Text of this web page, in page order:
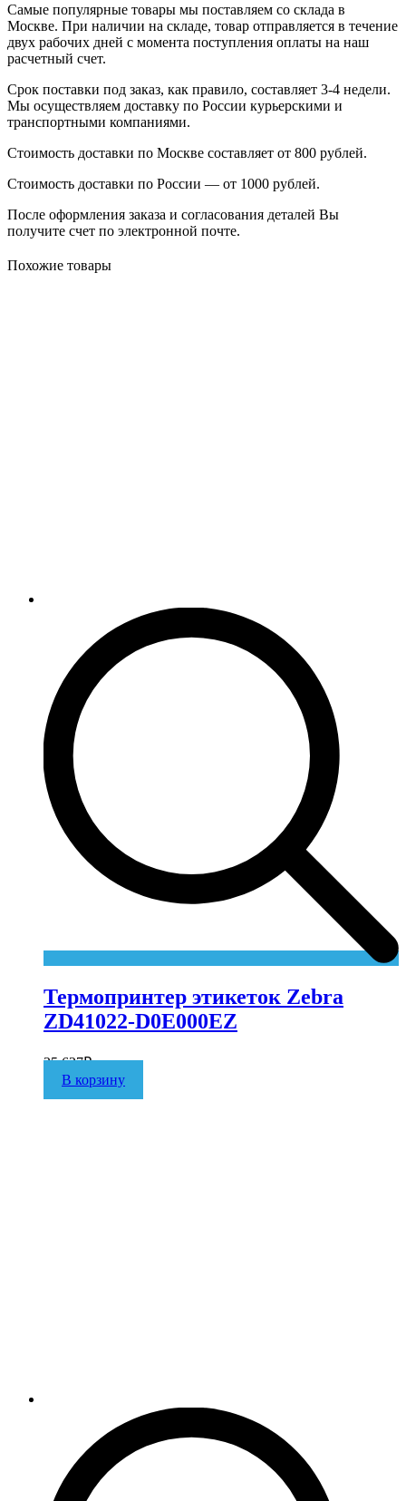
Самые популярные товары мы поставляем со склада в
Москве. При наличии на складе, товар отправляется в течение
двух рабочих дней с момента поступления оплаты на наш
расчетный счет.
Срок поставки под заказ, как правило, составляет 3-4 недели.
Мы осуществляем доставку по России курьерскими и
транспортными компаниями.
Стоимость доставки по Москве составляет от 800 рублей.
Стоимость доставки по России — от 1000 рублей.
После оформления заказа и согласования деталей Вы
получите счет по электронной почте.
Похожие товары
Термопринтер этикеток Zebra
ZD41022-D0E000EZ
25 627₽
В корзину